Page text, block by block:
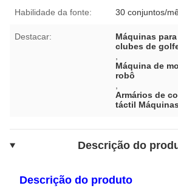
Habilidade da fonte: 30 conjuntos/
Destacar:
Máquinas
clubes de
Máquina de
robô
Armários de
táctil
Descrição do
Descrição do produto